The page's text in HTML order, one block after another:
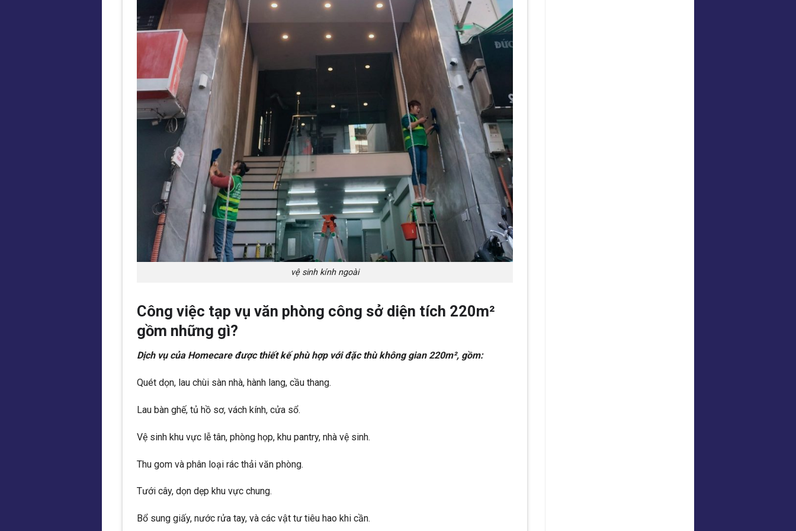
vệ sinh kính ngoài
Công việc tạp vụ văn phòng công sở diện tích 220m²
gồm những gì?
Dịch vụ của Homecare được thiết kế phù hợp với đặc thù không gian 220m², gồm:
Quét dọn, lau chùi sàn nhà, hành lang, cầu thang.
Lau bàn ghế, tủ hồ sơ, vách kính, cửa sổ.
Vệ sinh khu vực lễ tân, phòng họp, khu pantry, nhà vệ sinh.
Thu gom và phân loại rác thải văn phòng.
Tưới cây, dọn dẹp khu vực chung.
Bổ sung giấy, nước rửa tay, và các vật tư tiêu hao khi cần.